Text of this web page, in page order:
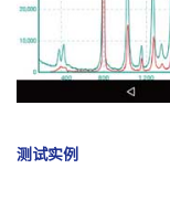
测试实例